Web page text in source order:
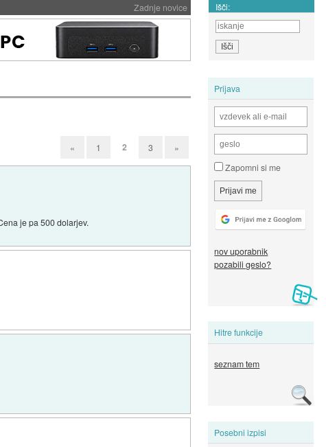
Zadnje novice Išči:
Prijava
Zapomni si me
nov uporabnik
pozabili geslo?
Hitre funkcije
seznam tem
Posebni izpisi
« 1 2 3 »
je pa 500 dolarjev.